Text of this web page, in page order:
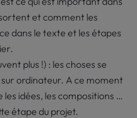
et comment les
dans le texte et les étapes
plus !) : les choses se
ordinateur. A ce moment
les idées, les compositions …
étape du projet.